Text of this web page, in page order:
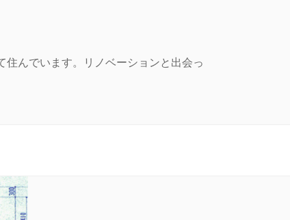
んでいます。リノベーションと出会っ